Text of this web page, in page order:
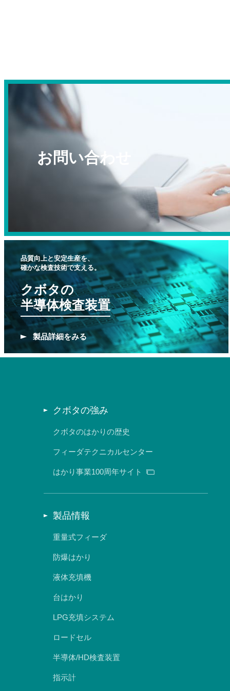
お問い合わせ
品質向上と安定生産を、
確かな検査技術で支える。
クボタの
半導体検査装置
製品詳細をみる
クボタの強み
クボタのはかりの歴史
フィーダテクニカルセンター
はかり事業100周年サイト
製品情報
重量式フィーダ
防爆はかり
液体充填機
台はかり
LPG充填システム
ロードセル
半導体/HD検査装置
指示計